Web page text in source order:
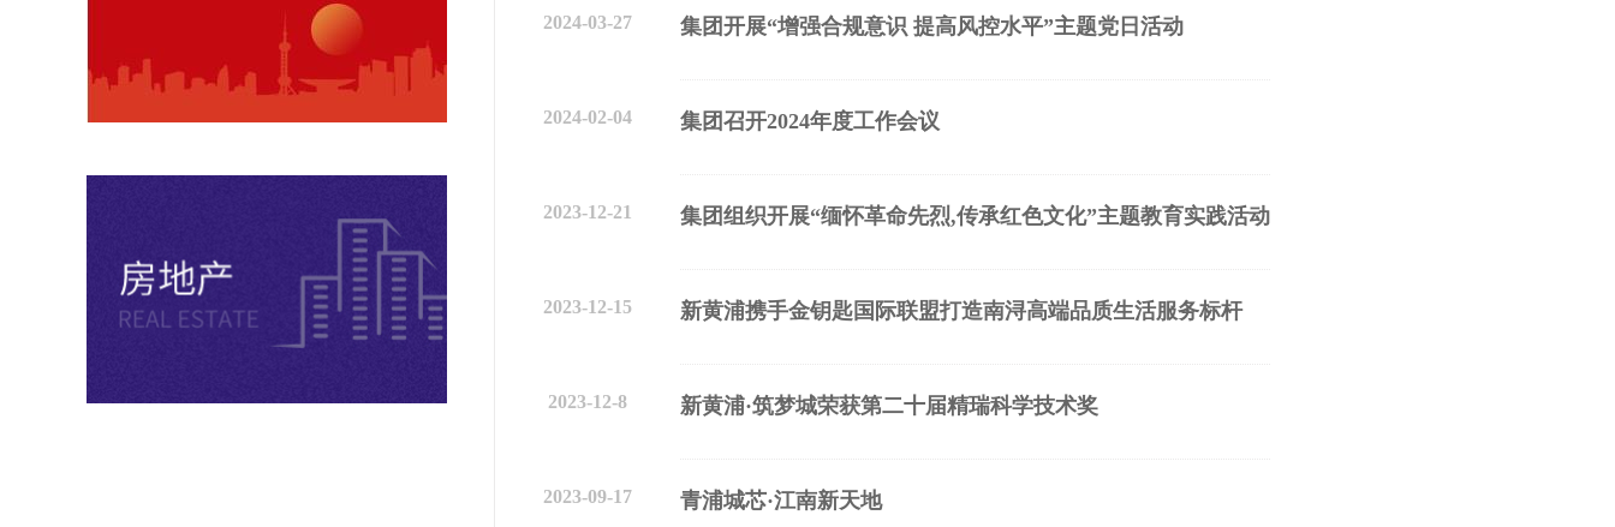
2024-03-27 集团开展“增强合规意识 提高风控水平”主题党日活动
2024-02-04 集团召开2024年度工作会议
2023-12-21 集团组织开展“缅怀革命先烈,传承红色文化”主题教育实践活动
2023-12-15 新黄浦携手金钥匙国际联盟打造南浔高端品质生活服务标杆
2023-12-8 新黄浦·筑梦城荣获第二十届精瑞科学技术奖
2023-09-17 青浦城芯·江南新天地